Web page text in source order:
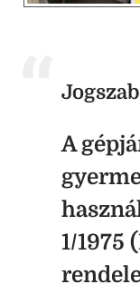
A
1/1975